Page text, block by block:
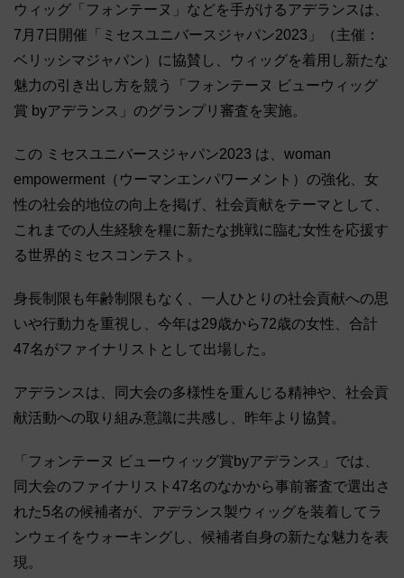
ウィッグ「フォンテーヌ」などを手がけるアデランスは、
7月7日開催「ミセスユニバースジャパン2023」（主催：
ベリッシマジャパン）に協賛し、ウィッグを着用し新たな
魅力の引き出し方を競う「フォンテーヌ ビューウィッグ
賞 byアデランス」のグランプリ審査を実施。
この ミセスユニバースジャパン2023 は、woman
empowerment（ウーマンエンパワーメント）の強化、女
性の社会的地位の向上を掲げ、社会貢献をテーマとして、
これまでの人生経験を糧に新たな挑戦に臨む女性を応援す
る世界的ミセスコンテスト。
身長制限も年齢制限もなく、一人ひとりの社会貢献への思
いや行動力を重視し、今年は29歳から72歳の女性、合計
47名がファイナリストとして出場した。
アデランスは、同大会の多様性を重んじる精神や、社会貢
献活動への取り組み意識に共感し、昨年より協賛。
「フォンテーヌ ビューウィッグ賞byアデランス」では、
同大会のファイナリスト47名のなかから事前審査で選出さ
れた5名の候補者が、アデランス製ウィッグを装着してラ
ンウェイをウォーキングし、候補者自身の新たな魅力を表
現。